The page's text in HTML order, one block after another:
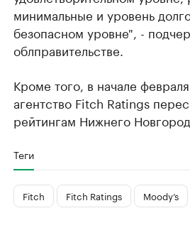
минимальные и уровень
безопасном уровне", -
облправительстве.
Кроме того, в начале
агентство Fitch Ratings
рейтингам Нижнего
Теги
Fitch Fitch Ratings Moody’s